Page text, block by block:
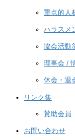
重点的人
ハラスメ
協会活動
理事会 /
休会・退
リンク集
賛助会員
お問い合わせ